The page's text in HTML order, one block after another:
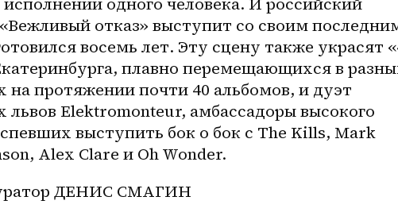
отказ» выступит со своим
восемь лет. Эту сцену также украсят
плавно перемещающихся в
протяжении почти 40 альбомов, и дуэт
львов Elektromonteur, амбассадоры высокого
выступить бок о бок с The Kills, Mark
Alex Clare и Oh Wonder.
ДЕНИС СМАГИН